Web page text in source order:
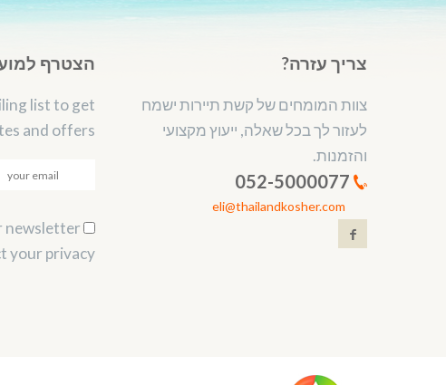
צריך עזרה?
צוות המומחים של קשת תיירות ישמח
לעזור לך בכל שאלה, ייעוץ מקצועי
והזמנות.
eli@thailandkosher.com
הצטרף
list to get
and offers.
your privacy